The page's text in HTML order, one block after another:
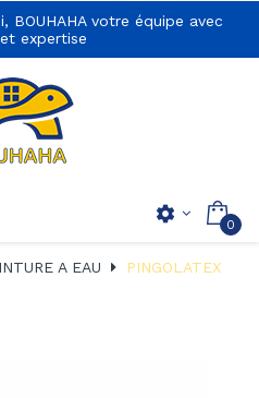
votre équipe avec
expertise
settings 0
A EAU
PINGOLATEX